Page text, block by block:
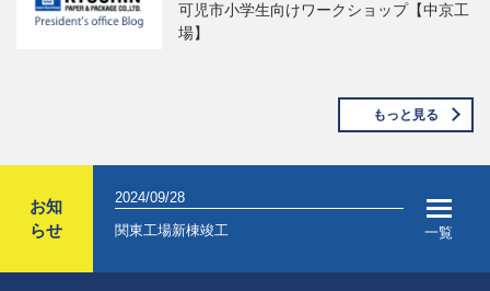
可児市小学生向けワークショップ【中京工
場】
もっと見る
お知
らせ
2024/04/05
2024年入社式を開催しました
2024/03/01
2025年新
一覧